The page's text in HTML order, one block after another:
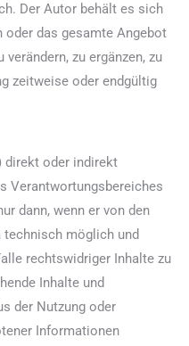
Der Autor behält es sich
oder das gesamte Angebot
zu ergänzen, zu
zeitweise oder endgültig
direkt oder indirekt
Verantwortungsbereiches
dann, wenn er von den
technisch möglich und
rechtswidriger Inhalte zu
Inhalte und
der Nutzung oder
Informationen